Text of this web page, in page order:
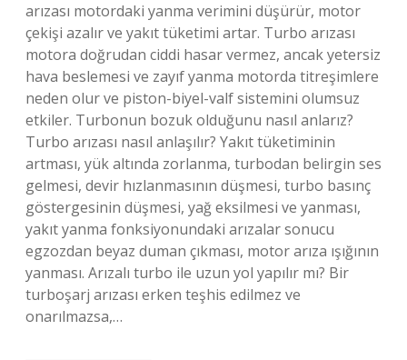
arızası motordaki yanma verimini düşürür, motor
çekişi azalır ve yakıt tüketimi artar. Turbo arızası
motora doğrudan ciddi hasar vermez, ancak yetersiz
hava beslemesi ve zayıf yanma motorda titreşimlere
neden olur ve piston-biyel-valf sistemini olumsuz
etkiler. Turbonun bozuk olduğunu nasıl anlarız?
Turbo arızası nasıl anlaşılır? Yakıt tüketiminin
artması, yük altında zorlanma, turbodan belirgin ses
gelmesi, devir hızlanmasının düşmesi, turbo basınç
göstergesinin düşmesi, yağ eksilmesi ve yanması,
yakıt yanma fonksiyonundaki arızalar sonucu
egzozdan beyaz duman çıkması, motor arıza ışığının
yanması. Arızalı turbo ile uzun yol yapılır mı? Bir
turboşarj arızası erken teşhis edilmez ve
onarılmazsa,…